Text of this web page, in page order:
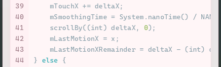
39
40
41
42
43
44
    mTouchX += deltaX;
mSmoothingTime = System.nanoTime() /
    scrollBy((
int) deltaX, 0);
    mLastMotionX = x;
    mLastMotionXRemainder = deltaX - (
int)
} else {